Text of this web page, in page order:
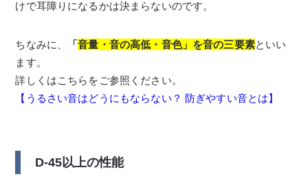
けで耳障りになるかは決まらないのです。
ちなみに、 「音量・音の高低・音色」を音の三要素といい
ます。
詳しくはこちらをご参照ください。
【うるさい音はどうにもならない？ 防ぎやすい音とは】
D-45以上の性能